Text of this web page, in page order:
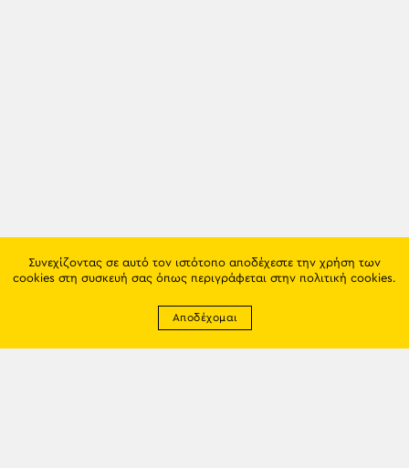
Συνεχίζοντας σε αυτό τον ιστότοπο αποδέχεστε την χρήση των
cookies στη συσκευή σας όπως περιγράφεται στην πολιτική cookies.
Αποδέχομαι